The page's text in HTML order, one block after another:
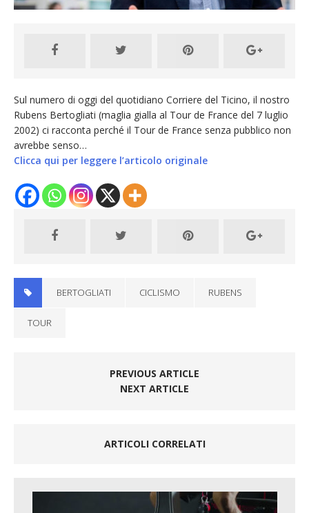
Sul numero di oggi del quotidiano Corriere del Ticino, il nostro
Rubens Bertogliati (maglia gialla al Tour de France del 7 luglio
2002) ci racconta perché il Tour de France senza pubblico non
avrebbe senso…
Clicca qui per leggere l’articolo originale
BERTOGLIATI CICLISMO RUBENS
TOUR
PREVIOUS ARTICLE
NEXT ARTICLE
ARTICOLI CORRELATI